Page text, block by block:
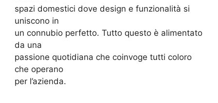
spazi domestici dove design e funzionalità si
uniscono in
un connubio perfetto. Tutto questo è alimentato
da una
passione quotidiana che coinvoge tutti coloro
che operano
per l’azienda.